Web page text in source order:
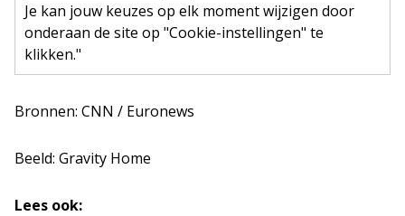
Je kan jouw keuzes op elk moment wijzigen door
onderaan de site op "Cookie-instellingen" te
klikken."
Bronnen: CNN / Euronews
Beeld: Gravity Home
Lees ook: